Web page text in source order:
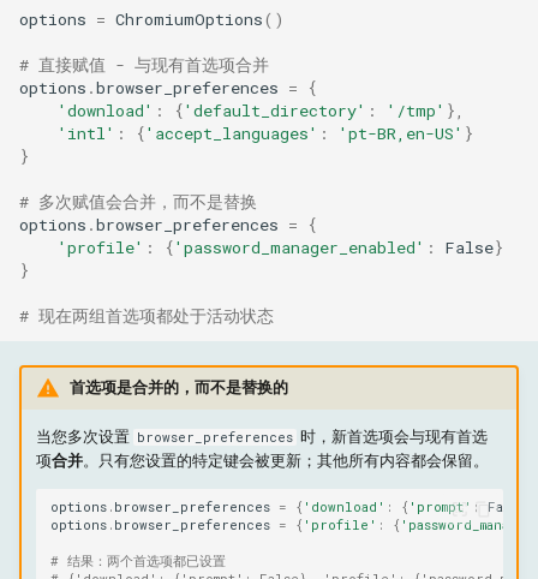
options = ChromiumOptions()
# 直接赋值 - 与现有首选项合并
options .browser_preferences =
{
'download' : {'default_directory' : '/tmp' },
'intl' : {'accept_languages' : 'pt-BR,en-US' }
}
# 多次赋值会合并，而不是替换
options .browser_preferences =
{
'profile' : {'password_manager_enabled' : False}
}
# 现在两组首选项都处于活动状态
首选项是合并的，而不是替换的
当您多次设置 browser_preferences 时，新首选项会与现有首选
项合并。只有您设置的特定键会被更新；其他所有内容都会保留。
options . browser_preferences = { 'download' : { 'prompt' : False
options . browser_preferences = { 'profile' : {
# 结果：两个首选项都已设置